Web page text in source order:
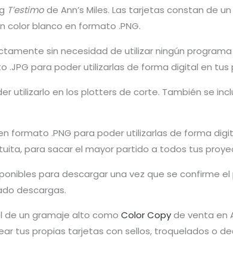
T’estimode Ann’s Miles. Las tarjetas constan de
color blanco en formato .PNG.
sin necesidad de utilizar ningún
para poder utilizarlas de forma digital en tus
utilizarlo en los plotters de corte. También se
formato .PNG para poder utilizarlas de forma
para sacar el mayor partido a todos tus
para descargar una vez que se confirme
descargas.
de un gramaje alto como Color Copyde venta en
tus propias tarjetas con sellos, troquelados o